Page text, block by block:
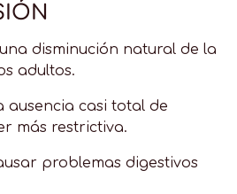
disminución natural de la
adultos.
ausencia casi total de
más restrictiva.
problemas digestivos